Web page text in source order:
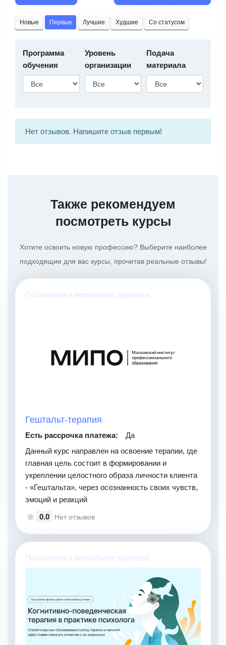
Новые Первые Лучшие Худшие Со статусом
Программа
обучения
Уровень
организации
Подача
материала
Нет отзывов. Напишите отзыв первым!
Также рекомендуем
посмотреть курсы
Хотите освоить новую профессию? Выберите наиболее
подходящие для вас курсы, прочитав реальные отзывы!
Психология и ментальное здоровье
Гештальт-терапия
Есть рассрочка платежа:
Да
Данный курс направлен на освоение терапии, где
главная цель состоит в формировании и
укреплении целостного образа личности клиента
- «Гештальта», через осознанность своих чувств,
эмоций и реакций
0.0
Нет отзывов
Психология и ментальное здоровье